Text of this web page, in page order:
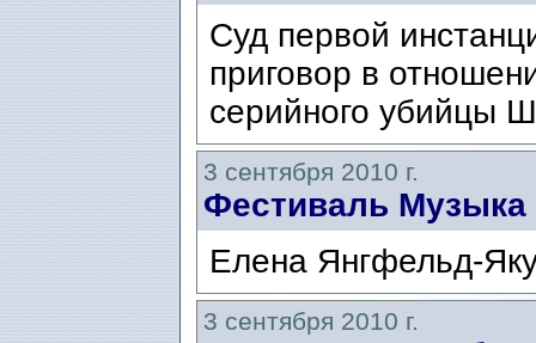
Суд первой
приговор в
серийного убийцы
3 сентября 2010 г.
Фестиваль Музыка
Елена Янгфельд-
3 сентября 2010 г.